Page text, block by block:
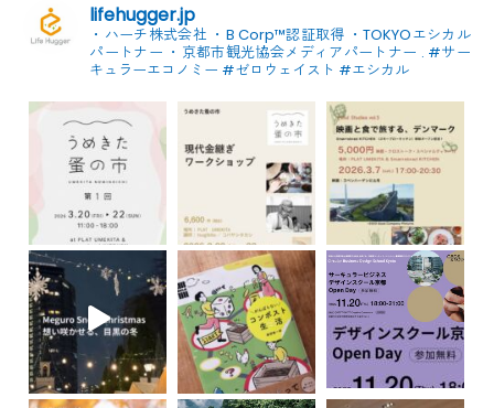
lifehugger.jp
・ハーチ株式会社 ・B Corp™認証取得 ・TOKYOエシカル
パートナー ・京都市観光協会メディアパートナー . #サー
キュラーエコノミー #ゼロウェイスト #エシカル